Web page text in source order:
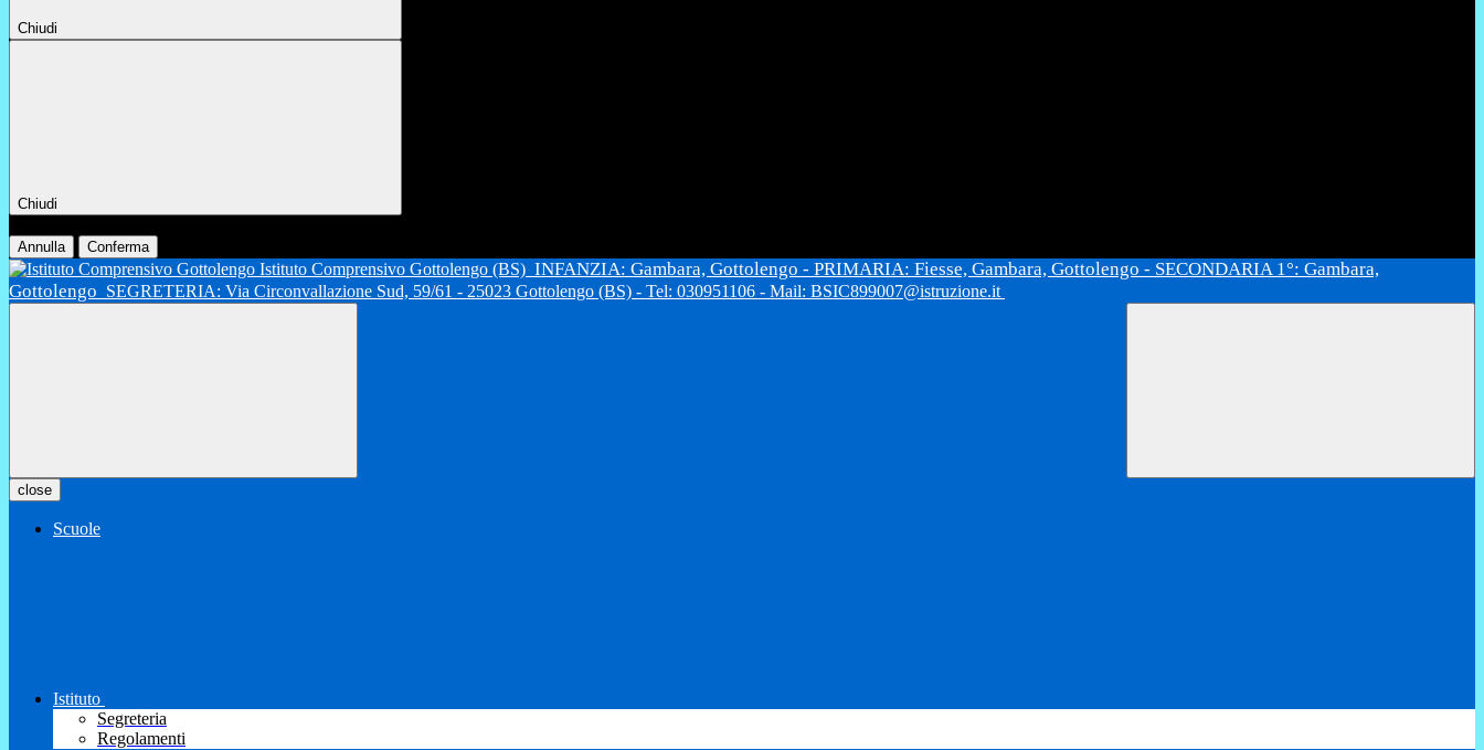
Chiudi
Chiudi
Annulla Conferma
Istituto Comprensivo Gottolengo (BS) INFANZIA: Gambara, Gottolengo - PRIMARIA: Fiesse, Gambara, Gottolengo - SECONDARIA 1°: Gambara,
Gottolengo SEGRETERIA: Via Circonvallazione Sud, 59/61 - 25023 Gottolengo (BS) - Tel: 030951106 - Mail: BSIC899007@istruzione.it
close
Scuole
Istituto
Segreteria
Regolamenti